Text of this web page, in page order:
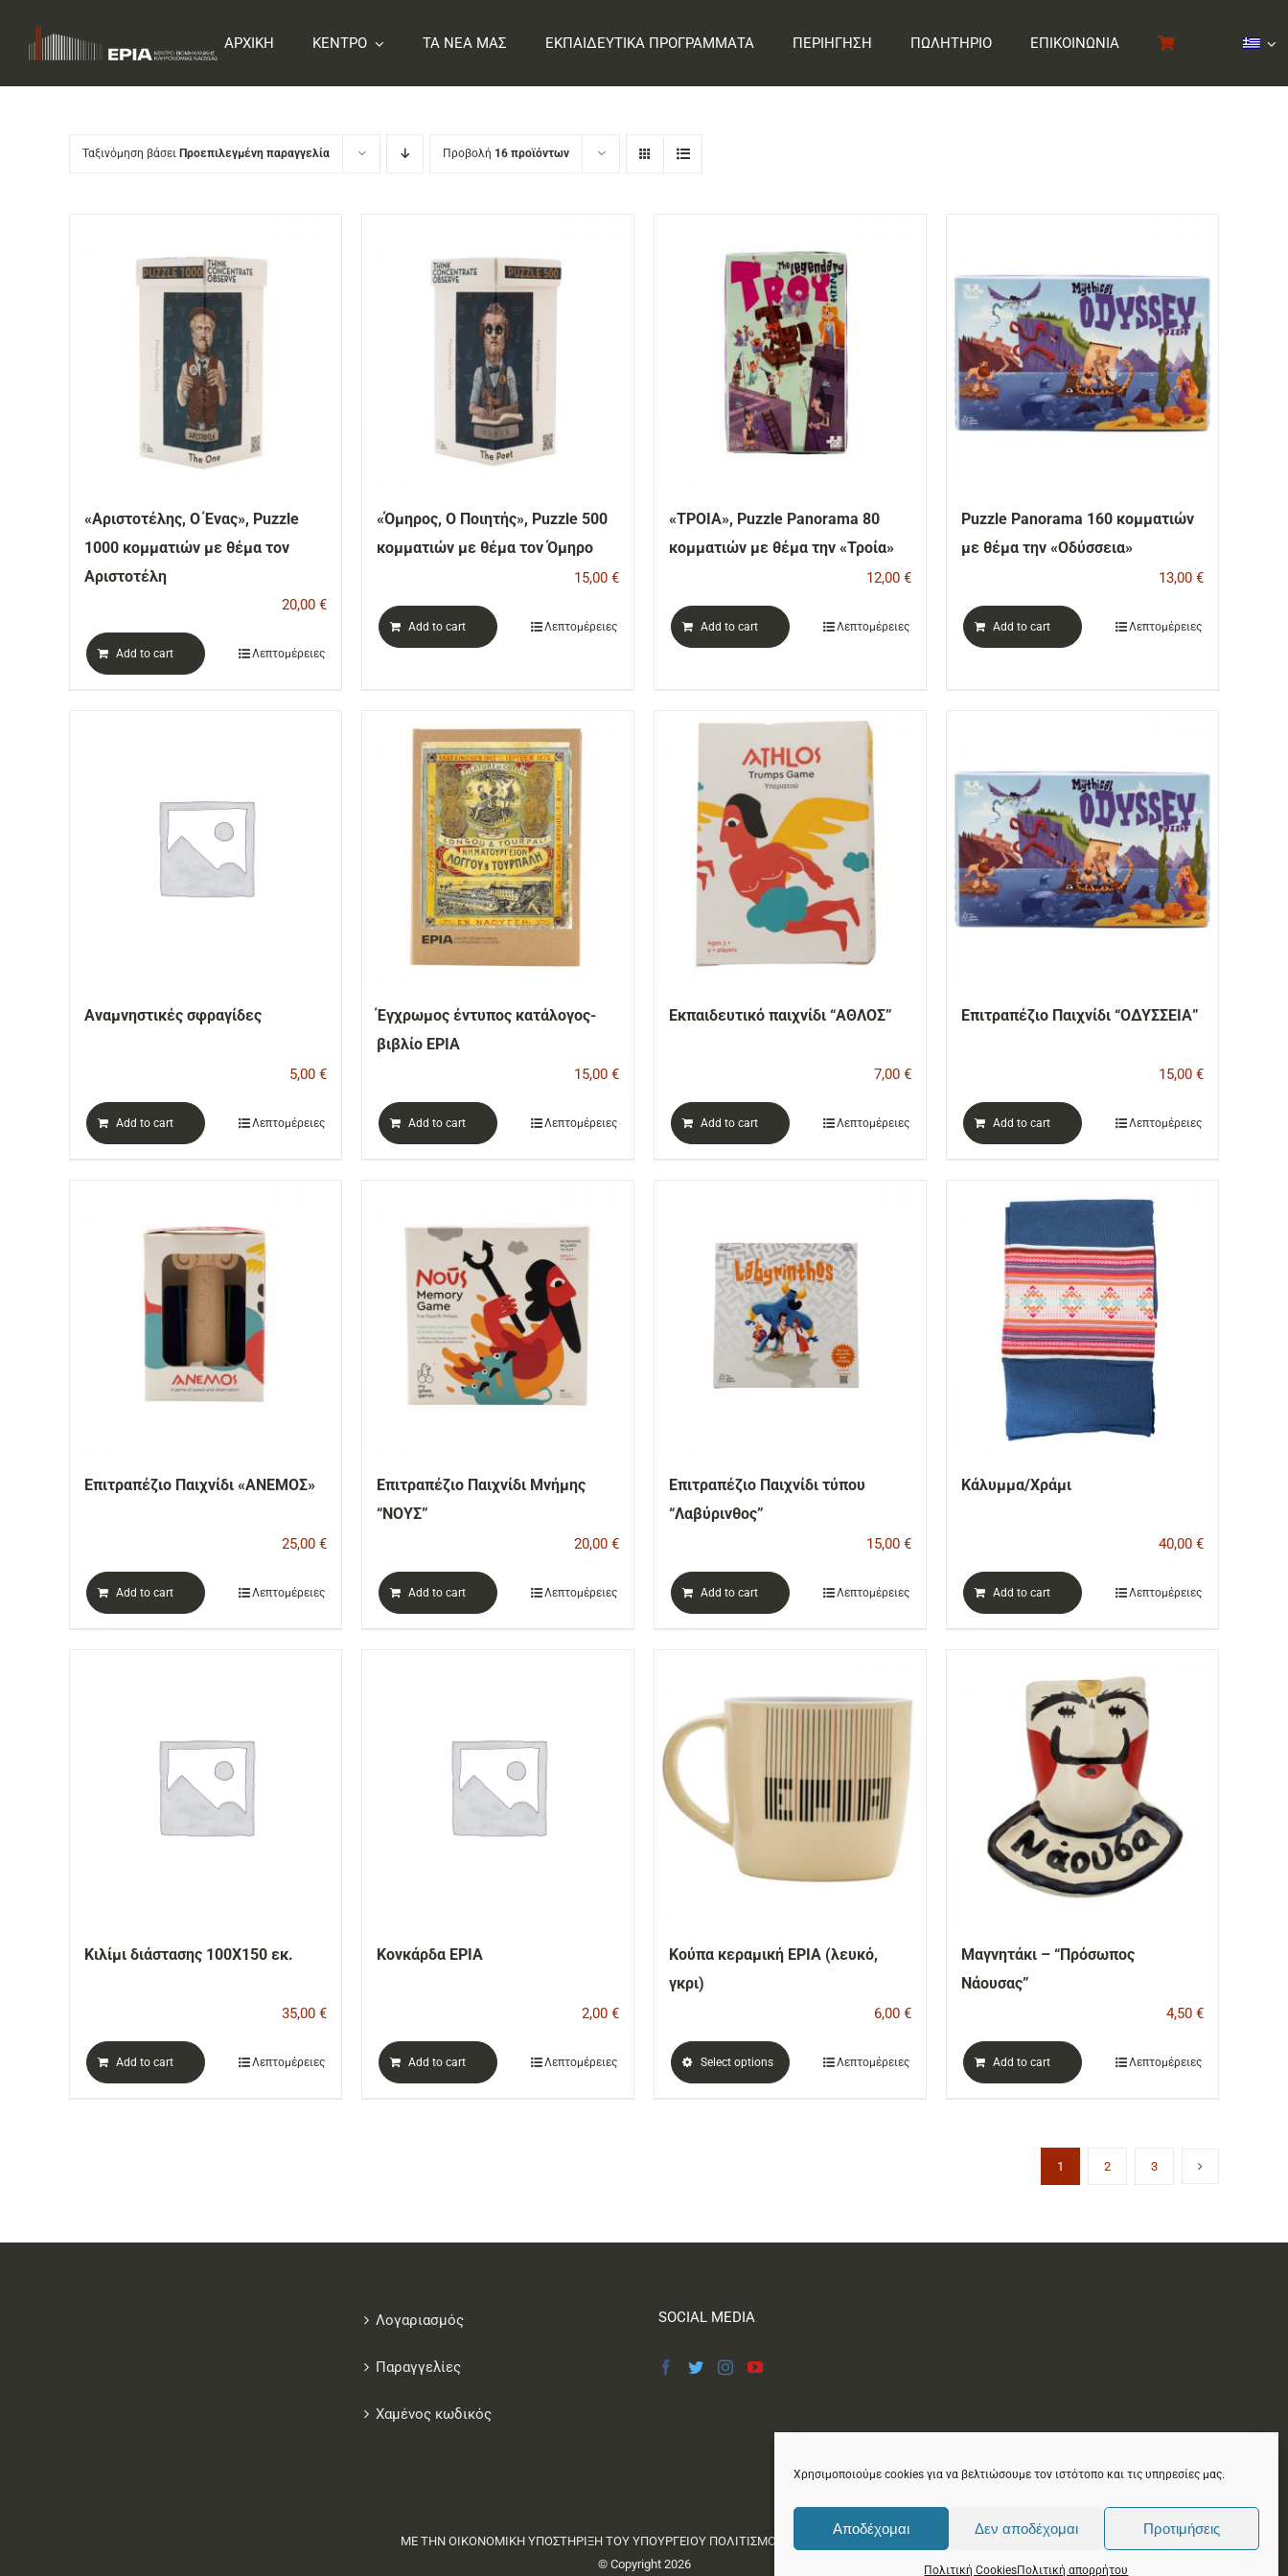
Χρησιμοποιούμε cookies για να βελτιώσουμε τον ιστότοπο και τις υπηρεσίες μας.
Αποδέχομαι Δεν αποδέχομαι Προτιμήσεις
Πολιτική CookiesΠολιτική απορρήτου
content
ΑΡΧΙΚΗ ΚΕΝΤΡΟ ΤΑ ΝΕΑ ΜΑΣ ΕΚΠΑΙΔΕΥΤΙΚΑ ΠΡΟΓΡΑΜΜΑΤΑ ΠΕΡΙΗΓΗΣΗ ΠΩΛΗΤΗΡΙΟ ΕΠΙΚΟΙΝΩΝΙΑ
Ταξινόμηση βάσει Προεπιλεγμένη παραγγελία Προβολή 16 προϊόντων
«Αριστοτέλης, Ο Ένας», Puzzle
1000 κομματιών με θέμα τον
Αριστοτέλη
20,00 €
Add to cart Λεπτομέρειες
«Όμηρος, Ο Ποιητής», Puzzle 500
κομματιών με θέμα τον Όμηρο
15,00 €
Add to cart Λεπτομέρειες
«ΤΡΟΙΑ», Puzzle Panorama 80
κομματιών με θέμα την «Τροία»
12,00 €
Add to cart Λεπτομέρειες
Puzzle Panorama 160 κομματιών
με θέμα την «Οδύσσεια»
13,00 €
Add to cart Λεπτομέρειες
Αναμνηστικές σφραγίδες
5,00 €
Add to cart Λεπτομέρειες
Έγχρωμος έντυπος κατάλογος-
βιβλίο ΕΡΙΑ
15,00 €
Add to cart Λεπτομέρειες
Εκπαιδευτικό παιχνίδι “ΑΘΛΟΣ”
7,00 €
Add to cart Λεπτομέρειες
Επιτραπέζιο Παιχνίδι “ΟΔΥΣΣΕΙΑ”
15,00 €
Add to cart Λεπτομέρειες
Επιτραπέζιο Παιχνίδι «ΑΝΕΜΟΣ»
25,00 €
Add to cart Λεπτομέρειες
Επιτραπέζιο Παιχνίδι Μνήμης
“ΝΟΥΣ”
20,00 €
Add to cart Λεπτομέρειες
Επιτραπέζιο Παιχνίδι τύπου
“Λαβύρινθος”
15,00 €
Add to cart Λεπτομέρειες
Κάλυμμα/Χράμι
40,00 €
Add to cart Λεπτομέρειες
Κιλίμι διάστασης 100Χ150 εκ.
35,00 €
Add to cart Λεπτομέρειες
Κονκάρδα ΕΡΙΑ
2,00 €
Add to cart Λεπτομέρειες
Κούπα κεραμική ΕΡΙΑ (λευκό,
γκρι)
6,00 €
Select options Λεπτομέρειες
Μαγνητάκι – “Πρόσωπος
Νάουσας”
4,50 €
Add to cart Λεπτομέρειες
1 2 3
Λογαριασμός
Παραγγελίες
Χαμένος κωδικός
SOCIAL MEDIA
ΜΕ ΤΗΝ ΟΙΚΟΝΟΜΙΚΗ ΥΠΟΣΤΗΡΙΞΗ ΤΟΥ ΥΠΟΥΡΓΕΙΟΥ ΠΟΛΙΤΙΣΜΟΥ ΚΑΙ ΑΘΛΗΤΙΣΜΟΥ
© Copyright 2026